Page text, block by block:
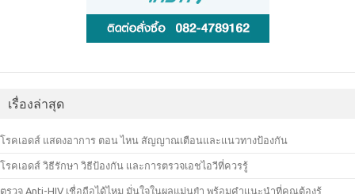
เรื่องล่าสุด
โรคเอดส์ แสดงอาการ ตอน ไหน สัญญาณเตือนและแนวทางป้องกัน
โรคเอดส์ วิธีรักษา วิธีป้องกัน และการตรวจเอชไอวีที่ควรรู้
ตรวจ Anti-HIV เชื่อถือได้ไหม มั่นใจในผลแม่นยำ พร้อมคำแนะนำที่คุณต้องรู้